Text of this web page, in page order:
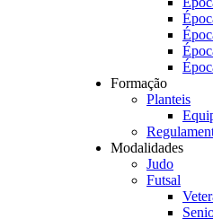
Formação
Planteis
Modalidades
Judo
Futsal